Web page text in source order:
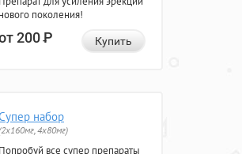
нового поколения!
200Р Купить
набор
4х80мг)
Попробуй все супер препараты